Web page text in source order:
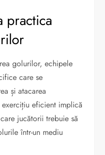
practica
golurilor, echipele
care se
și atacarea
eficient implică
jucătorii trebuie să
într-un mediu